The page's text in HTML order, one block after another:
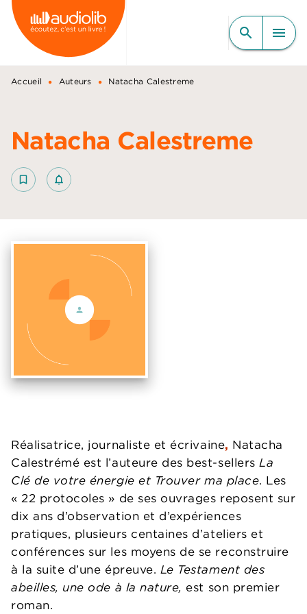
MENU RECHERCHE
CONTENU
PIED DE PAGE
search menu
Accueil • Auteurs • Natacha Calestreme
Natacha Calestreme
bookmark_border notifications_none_outlined
Réalisatrice, journaliste et écrivaine, Natacha
Calestrémé est l’auteure des best-sellersLa
Clé de votre énergieet Trouver ma place. Les
« 22 protocoles » de ses ouvrages reposent sur
dix ans d’observation et d’expériences
pratiques, plusieurs centaines d’ateliers et
conférences sur les moyens de se reconstruire
à la suite d’une épreuve. Le Testament des
abeilles, une ode à la nature, est son premier
roman.